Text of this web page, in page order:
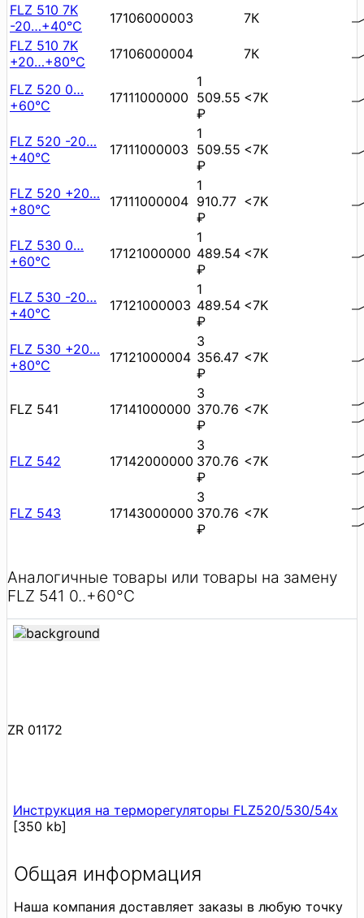
FLZ 510 7K
-20…+40°C
17106000003
7К
FLZ 510 7K
+20…+80°C
17106000004 7К
FLZ 520 0…
+60°C
17111000000
1
509.55
₽
<7K
FLZ 520 -20…
+40°C
17111000003
1
509.55
₽
<7K
FLZ 520 +20…
+80°C
17111000004
1
910.77
₽
<7K
FLZ 530 0…
+60°C
17121000000
1
489.54
₽
<7K
FLZ 530 -20…
+40°C
17121000003
1
489.54
₽
<7K
FLZ 530 +20…
+80°C
17121000004
3
356.47
₽
<7K
FLZ 541 17141000000
3
370.76
₽
<7K
FLZ 542 17142000000
3
370.76
₽
<7K
FLZ 543 17143000000
3
370.76
₽
<7K
Аналогичные товары или товары на замену
FLZ 541 0..+60°C
ZR 01172
Инструкция на терморегуляторы FLZ520/530/54x
[350 kb]